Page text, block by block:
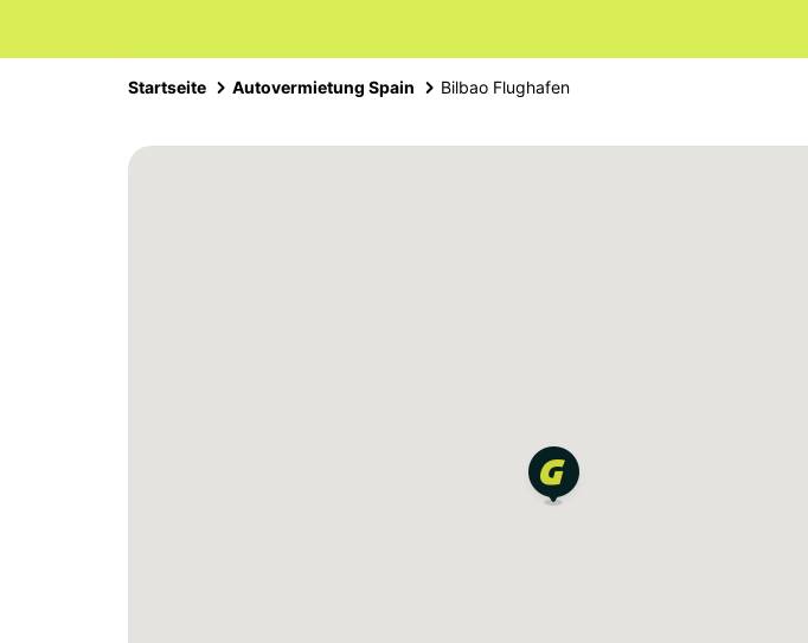
Startseite Autovermietung Spain Bilbao Flughafen